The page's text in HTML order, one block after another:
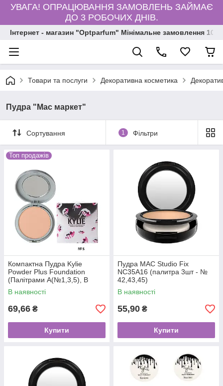
УВАГА! ОПРАЦЮВАННЯ ЗАМОВЛЕНЬ ЗАЙМАЄ
ДО 3 РОБОЧИХ ДНІВ.
Інтернет - магазин "Optparfum" Мінімальне замовлення
Товари та послуги Декоративна косметика
Пудра "Мас маркет"
Сортування 1 Фільтри
Топ продажів
Компактна Пудра Kylie
Powder Plus Foundation
(Палітрами А(№1,3,5), В
(№2,4,6) СРІБНА коробка
В наявності
69,66 ₴
Купити
Пудра MAC Studio Fix
NC35А16 (палитра 3шт - №
42,43,45)
В наявності
55,90 ₴
Купити